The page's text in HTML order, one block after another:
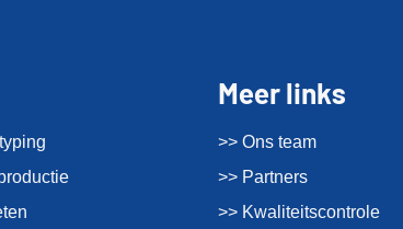
Meer links
>> Ons team
>> Partners
>> Kwaliteitscontrole